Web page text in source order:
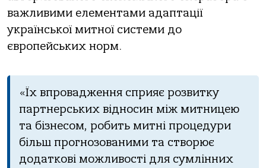
важливими елементами адаптації
української митної системи до
європейських норм.
«Їх впровадження сприяє розвитку
партнерських відносин між митницею
та бізнесом, робить митні процедури
більш прогнозованими та створює
додаткові можливості для сумлінних